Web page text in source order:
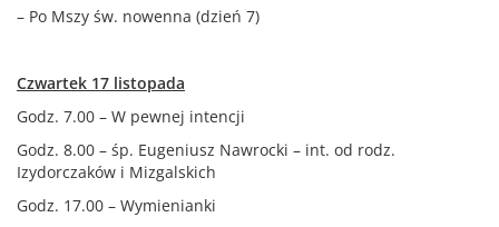
– Po Mszy św. nowenna (dzień 7)
Czwartek 17 listopada
Godz. 7.00 – W pewnej intencji
Godz. 8.00 – śp. Eugeniusz Nawrocki – int. od rodz.
Izydorczaków i Mizgalskich
Godz. 17.00 – Wymienianki